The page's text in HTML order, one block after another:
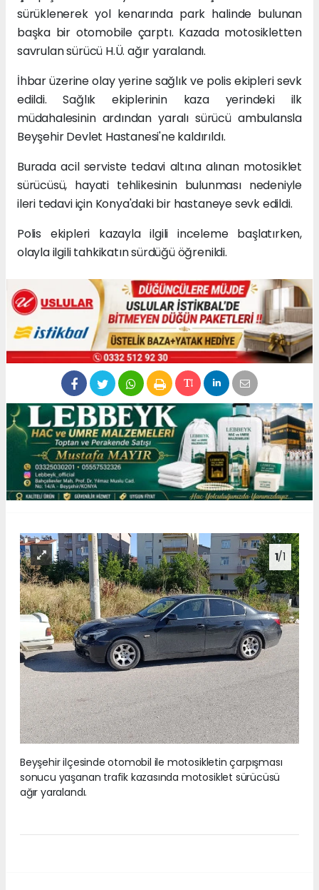
sürüklenerek yol kenarında park halinde bulunan
başka bir otomobile çarptı. Kazada motosikletten
savrulan sürücü H.Ü. ağır yaralandı.
İhbar üzerine olay yerine sağlık ve polis ekipleri sevk
edildi. Sağlık ekiplerinin kaza yerindeki ilk
müdahalesinin ardından yaralı sürücü ambulansla
Beyşehir Devlet Hastanesi'ne kaldırıldı.
Burada acil serviste tedavi altına alınan motosiklet
sürücüsü, hayati tehlikesinin bulunması nedeniyle
ileri tedavi için Konya'daki bir hastaneye sevk edildi.
Polis ekipleri kazayla ilgili inceleme başlatırken,
olayla ilgili tahkikatın sürdüğü öğrenildi.
1/1
Beyşehir ilçesinde otomobil ile motosikletin çarpışması
sonucu yaşanan trafik kazasında motosiklet sürücüsü
ağır yaralandı.